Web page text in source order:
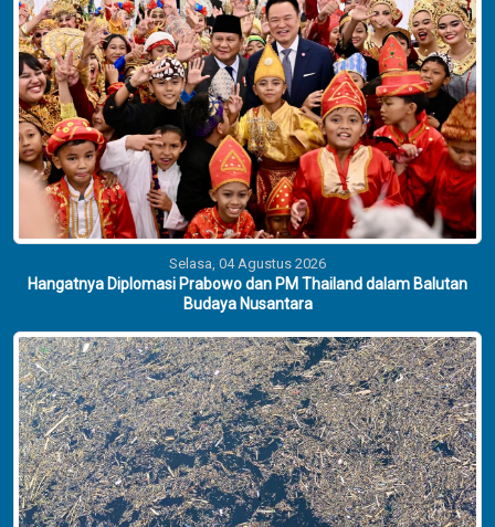
Selasa, 04 Agustus 2026
Hangatnya Diplomasi Prabowo dan PM Thailand dalam Balutan
Budaya Nusantara